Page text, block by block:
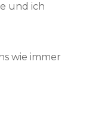
und ich
wie immer